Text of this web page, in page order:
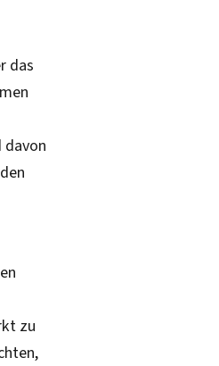
das
zu